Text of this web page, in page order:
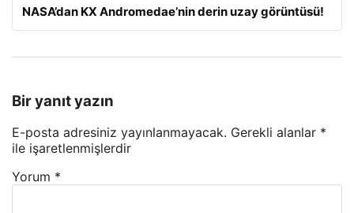
NASA’dan KX Andromedae’nin derin uzay görüntüsü!
Bir yanıt yazın
E-posta adresiniz yayınlanmayacak. Gerekli alanlar *
ile işaretlenmişlerdir
Yorum *